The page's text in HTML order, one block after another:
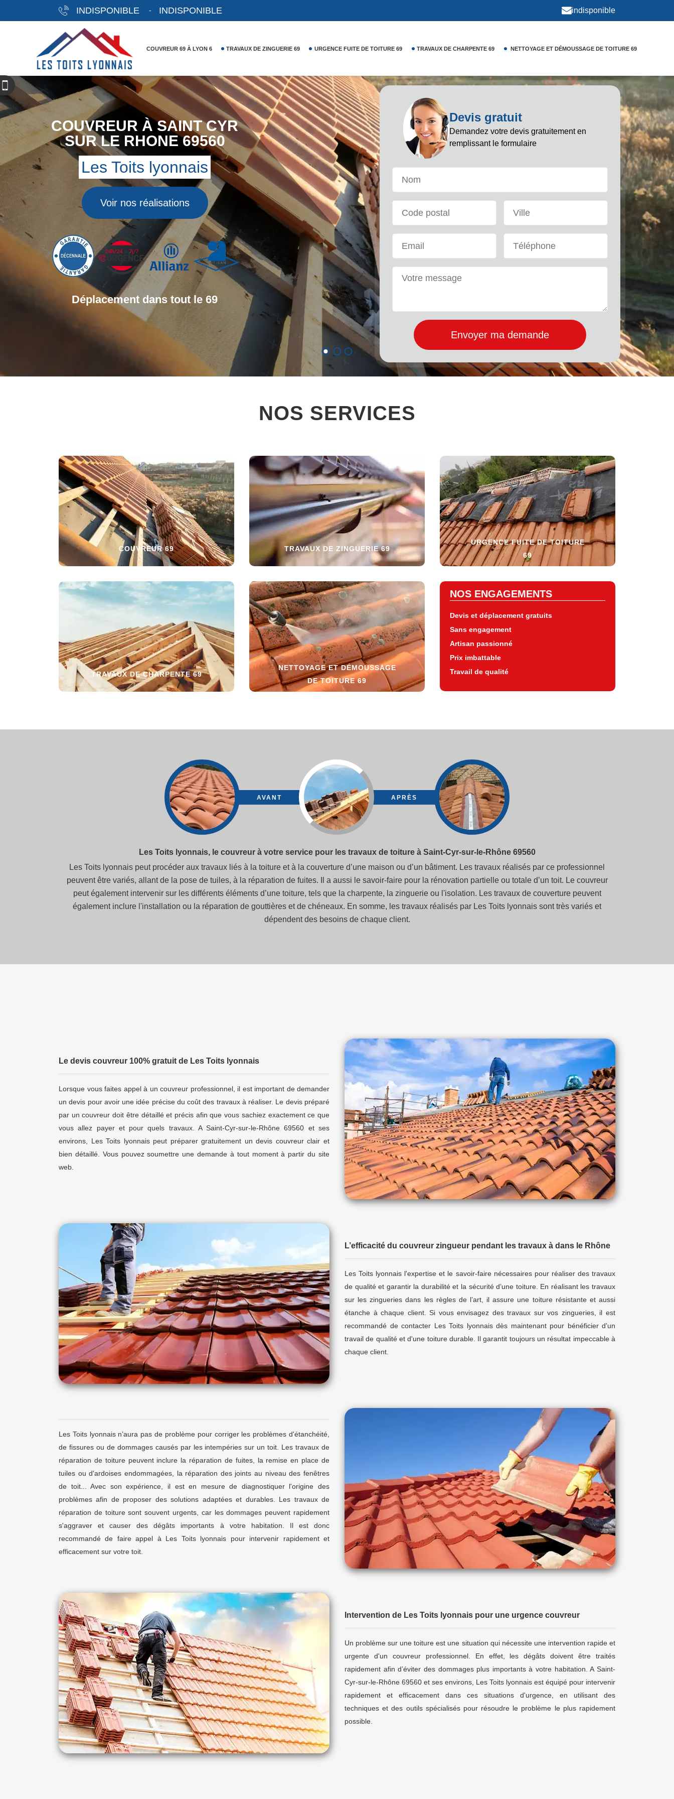
INDISPONIBLE - INDISPONIBLE indisponible
COUVREUR 69 À LYON 6 TRAVAUX DE ZINGUERIE 69 URGENCE FUITE DE TOITURE 69 TRAVAUX DE CHARPENTE 69 NETTOYAGE ET DÉMOUSSAGE DE TOITURE 69
COUVREUR À SAINT CYR
SUR LE RHONE 69560
Les Toits lyonnais
Voir nos réalisations
Déplacement dans tout le 69
Devis gratuit
Demandez votre devis gratuitement en
remplissant le formulaire
NOS SERVICES
COUVREUR 69 TRAVAUX DE ZINGUERIE 69
URGENCE FUITE DE TOITURE
69
TRAVAUX DE CHARPENTE 69
NETTOYAGE ET DÉMOUSSAGE
DE TOITURE 69
NOS ENGAGEMENTS
Devis et déplacement gratuits
Sans engagement
Artisan passionné
Prix imbattable
Travail de qualité
AVANT APRÈS
Les Toits lyonnais, le couvreur à votre service pour les travaux de toiture à Saint-Cyr-sur-le-Rhône 69560
Les Toits lyonnais peut procéder aux travaux liés à la toiture et à la couverture d’une maison ou d’un bâtiment. Les travaux réalisés par ce professionnel
peuvent être variés, allant de la pose de tuiles, à la réparation de fuites. Il a aussi le savoir-faire pour la rénovation partielle ou totale d’un toit. Le couvreur
peut également intervenir sur les différents éléments d’une toiture, tels que la charpente, la zinguerie ou l'isolation. Les travaux de couverture peuvent
également inclure l'installation ou la réparation de gouttières et de chéneaux. En somme, les travaux réalisés par Les Toits lyonnais sont très variés et
dépendent des besoins de chaque client.
Le devis couvreur 100% gratuit de Les Toits lyonnais
Lorsque vous faites appel à un couvreur professionnel, il est important de demander
un devis pour avoir une idée précise du coût des travaux à réaliser. Le devis préparé
par un couvreur doit être détaillé et précis afin que vous sachiez exactement ce que
vous allez payer et pour quels travaux. A Saint-Cyr-sur-le-Rhône 69560 et ses
environs, Les Toits lyonnais peut préparer gratuitement un devis couvreur clair et
bien détaillé. Vous pouvez soumettre une demande à tout moment à partir du site
web.
L’efficacité du couvreur zingueur pendant les travaux à dans le Rhône
Les Toits lyonnais l'expertise et le savoir-faire nécessaires pour réaliser des travaux
de qualité et garantir la durabilité et la sécurité d’une toiture. En réalisant les travaux
sur les zingueries dans les règles de l’art, il assure une toiture résistante et aussi
étanche à chaque client. Si vous envisagez des travaux sur vos zingueries, il est
recommandé de contacter Les Toits lyonnais dès maintenant pour bénéficier d'un
travail de qualité et d'une toiture durable. Il garantit toujours un résultat impeccable à
chaque client.
Les Toits lyonnais n’aura pas de problème pour corriger les problèmes d'étanchéité,
de fissures ou de dommages causés par les intempéries sur un toit. Les travaux de
réparation de toiture peuvent inclure la réparation de fuites, la remise en place de
tuiles ou d'ardoises endommagées, la réparation des joints au niveau des fenêtres
de toit... Avec son expérience, il est en mesure de diagnostiquer l'origine des
problèmes afin de proposer des solutions adaptées et durables. Les travaux de
réparation de toiture sont souvent urgents, car les dommages peuvent rapidement
s'aggraver et causer des dégâts importants à votre habitation. Il est donc
recommandé de faire appel à Les Toits lyonnais pour intervenir rapidement et
efficacement sur votre toit.
Intervention de Les Toits lyonnais pour une urgence couvreur
Un problème sur une toiture est une situation qui nécessite une intervention rapide et
urgente d'un couvreur professionnel. En effet, les dégâts doivent être traités
rapidement afin d’éviter des dommages plus importants à votre habitation. A Saint-
Cyr-sur-le-Rhône 69560 et ses environs, Les Toits lyonnais est équipé pour intervenir
rapidement et efficacement dans ces situations d'urgence, en utilisant des
techniques et des outils spécialisés pour résoudre le problème le plus rapidement
possible.